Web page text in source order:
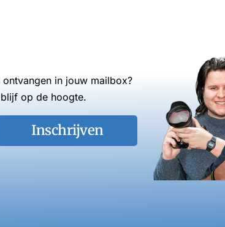
in jouw mailbox?
op de hoogte.
Inschrijven